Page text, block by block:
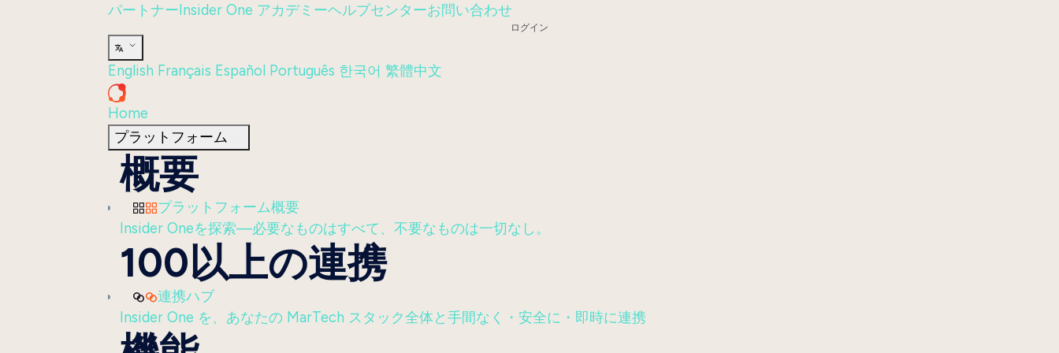
パートナー Insider One アカデミーヘルプセンターお問い合わせ
ログイン
English Français Español Português 한국어 繁體中文
Home
プラットフォーム
概要
プラットフォーム概要
Insider Oneを探索—必要なものはすべて、不要なものは一切なし。
100以上の連携
連携ハブ
Insider One を、あなたの MarTech スタック全体と手間なく・安全に・即時に連携